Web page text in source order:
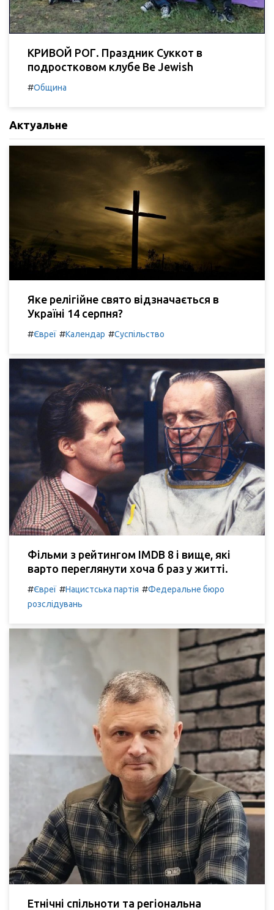
КРИВОЙ РОГ. Праздник Суккот в
подростковом клубе Be Jewish
#Община
Актуальне
Яке релігійне свято відзначається в
Україні 14 серпня?
#Євреї #Календар #Суспільство
Фільми з рейтингом IMDB 8 і вище, які
варто переглянути хоча б раз у житті.
#Євреї #Нацистська партія #Федеральне бюро
розслідувань
Етнічні спільноти та регіональна